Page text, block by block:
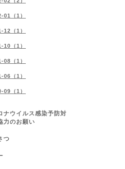
01（1）
12（1）
10（1）
08（1）
06（1）
09（1）
ナウイルス感染予防対
力のお願い
つ